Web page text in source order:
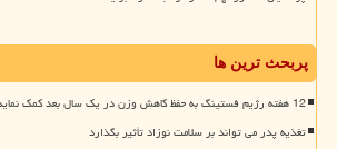
پربحث ترین ها
12 هفته رژیم فستینگ به حفظ کاهش وزن در یک سال بعد کمک نماید
تغذیه پدر می تواند بر سلامت نوزاد تأثیر بگذارد